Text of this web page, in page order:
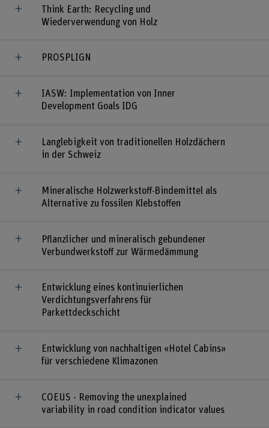
Think Earth: Recycling und
Wiederverwendung von Holz
PROSPLIGN
IASW: Implementation von Inner
Development Goals IDG
Langlebigkeit von traditionellen Holzdächern
in der Schweiz
Mineralische Holzwerkstoff-Bindemittel als
Alternative zu fossilen Klebstoffen
Pflanzlicher und mineralisch gebundener
Verbundwerkstoff zur Wärmedämmung
Entwicklung eines kontinuierlichen
Verdichtungsverfahrens für
Parkettdeckschicht
Entwicklung von nachhaltigen «Hotel Cabins»
für verschiedene Klimazonen
COEUS - Removing the unexplained
variability in road condition indicator values